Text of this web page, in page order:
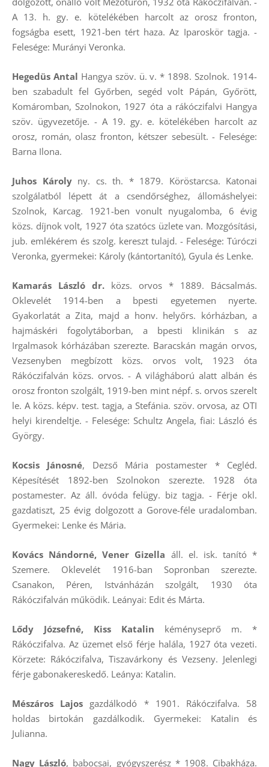
A 13. h. gy. e. kötelékében harcolt az orosz fronton,
fogságba esett, 1921-ben tért haza. Az Iparoskör tagja. -
Felesége: Murányi Veronka.
Hegedüs Antal Hangya szöv. ü. v. * 1898. Szolnok. 1914-
ben szabadult fel Győrben, segéd volt Pápán, Győrött,
Komáromban, Szolnokon, 1927 óta a rákóczifalvi Hangya
szöv. ügyvezetője. - A 19. gy. e. kötelékében harcolt az
orosz, román, olasz fronton, kétszer sebesült. - Felesége:
Barna Ilona.
Juhos Károlyny. cs. th. * 1879. Köröstarcsa. Katonai
szolgálatból lépett át a csendőrséghez, állomáshelyei:
Szolnok, Karcag. 1921-ben vonult nyugalomba, 6 évig
közs. díjnok volt, 1927 óta szatócs üzlete van. Mozgósítási,
jub. emlékérem és szolg. kereszt tulajd. - Felesége: Túróczi
Veronka, gyermekei: Károly (kántortanító), Gyula és Lenke.
Kamarás László dr. közs. orvos * 1889. Bácsalmás.
Oklevelét 1914-ben a bpesti egyetemen nyerte.
Gyakorlatát a Zita, majd a honv. helyőrs. kórházban, a
hajmáskéri fogolytáborban, a bpesti klinikán s az
Irgalmasok kórházában szerezte. Baracskán magán orvos,
Vezsenyben megbízott közs. orvos volt, 1923 óta
Rákóczifalván közs. orvos. - A világháború alatt albán és
orosz fronton szolgált, 1919-ben mint népf. s. orvos szerelt
le. A közs. képv. test. tagja, a Stefánia. szöv. orvosa, az OTI
helyi kirendeltje. - Felesége: Schultz Angela, fiai: László és
György.
Kocsis Jánosné, Dezső Mária postamester * Cegléd.
Képesítését 1892-ben Szolnokon szerezte. 1928 óta
postamester. Az áll. óvóda felügy. biz tagja. - Férje okl.
gazdatiszt, 25 évig dolgozott a Gorove-féle uradalomban.
Gyermekei: Lenke és Mária.
Kovács Nándorné, Vener Gizella áll. el. isk. tanító *
Szemere. Oklevelét 1916-ban Sopronban szerezte.
Csanakon, Péren, Istvánházán szolgált, 1930 óta
Rákóczifalván működik. Leányai: Edit és Márta.
Lődy Józsefné, Kiss Katalin kéményseprő m. *
Rákóczifalva. Az üzemet első férje halála, 1927 óta vezeti.
Körzete: Rákóczifalva, Tiszavárkony és Vezseny. Jelenlegi
férje gabonakereskedő. Leánya: Katalin.
Mészáros Lajos gazdálkodó * 1901. Rákóczifalva. 58
holdas birtokán gazdálkodik. Gyermekei: Katalin és
Julianna.
Nagy László, babocsai, gyógyszerész * 1908. Cibakháza.